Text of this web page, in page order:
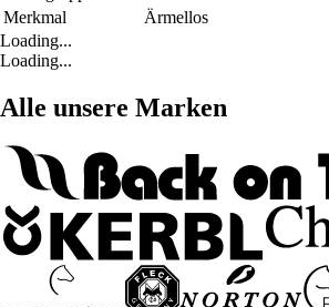
Merkmal
Ärmellos
Loading...
Loading...
Alle unsere Marken